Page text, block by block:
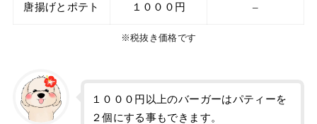
唐揚げとポテト １０００円 –
※税抜き価格です
１０００円以上のバーガーはパティーを
２個にする事もできます。